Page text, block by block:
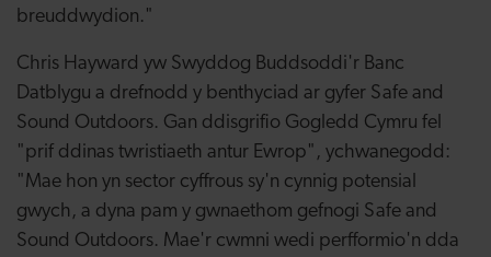
breuddwydion."
Chris Hayward yw Swyddog Buddsoddi'r Banc
Datblygu a drefnodd y benthyciad ar gyfer Safe and
Sound Outdoors. Gan ddisgrifio Gogledd Cymru fel
"prif ddinas twristiaeth antur Ewrop", ychwanegodd:
"Mae hon yn sector cyffrous sy'n cynnig potensial
gwych, a dyna pam y gwnaethom gefnogi Safe and
Sound Outdoors. Mae'r cwmni wedi perfformio'n dda